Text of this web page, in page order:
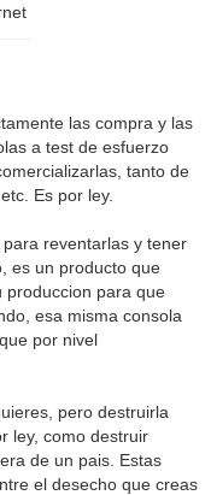
las compra y las
a test de esfuerzo
tanto de
Es por ley.
reventarlas y tener
es un producto que
produccion para que
esa misma consola
por nivel
pero destruirla
ley, como destruir
de un pais. Estas
el desecho que creas